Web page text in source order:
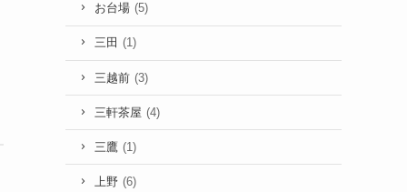
お台場 (5)
三田 (1)
三越前 (3)
三軒茶屋 (4)
三鷹 (1)
上野 (6)